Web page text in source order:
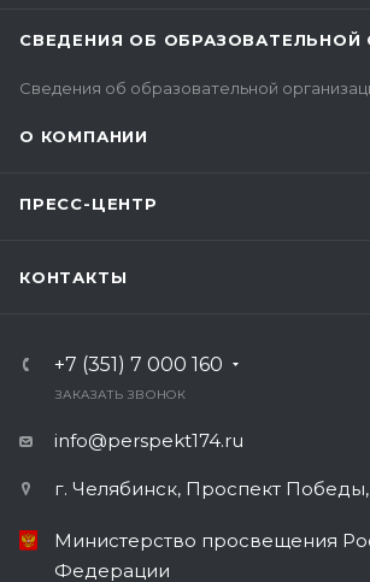
СВЕДЕНИЯ ОБ ОБРАЗОВАТЕЛЬНОЙ
Сведения об образовательной
О КОМПАНИИ
ПРЕСС-ЦЕНТР
КОНТАКТЫ
+7 (351) 7 000 160
ЗАКАЗАТЬ ЗВОНОК
info@perspekt174.ru
г. Челябинск, Проспект Победы,
Министерство просвещения
Федерации